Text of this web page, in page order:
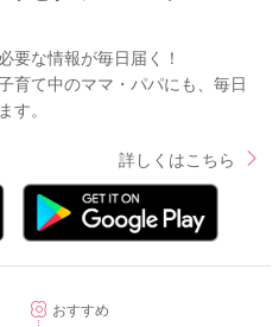
要な情報が毎日届く！
育て中のママ・パパにも、毎日
。
詳しくはこちら
おすすめ